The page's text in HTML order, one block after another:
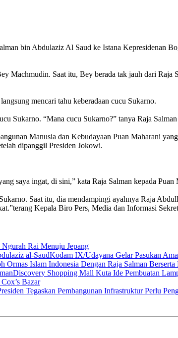
bin Abdulaziz Al Saud ke Istana Kepresidenan
Machmudin. Saat itu, Bey berada tak jauh dari Raja
mencari tahu keberadaan cucu Sukarno.
Sukarno. “Mana cucu Sukarno?” tanya Raja
Manusia dan Kebudayaan Puan Maharani
dipanggil Presiden Jokowi.
saya ingat, di sini,” kata Raja Salman kepada
Saat itu, dia mendampingi ayahnya Raja
Kepala Biro Pers, Media dan Informasi
Rai Menuju Jepang
Kodam IX/Udayana Gelar Pasukan
Ormas Islam Indonesia Dengan Raja Salman Berserta
Discovery Shopping Mall Kuta Ide Pembuatan
Bazar
Tegaskan Pembangunan Infrastruktur Perlu